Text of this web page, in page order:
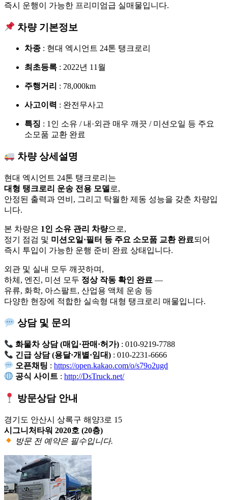
즉시 운행이 가능한 프리미엄급 실매물입니다.
차량 기본정보
차종 : 현대 엑시언트 24톤 탱크로리
최초등록 : 2022년 11월
주행거리 : 78,000km
사고이력 : 완전무사고
특징 : 1인 소유 / 내·외관 매우 깨끗 / 미션오일 등 주요
소모품 교환 완료
차량 상세설명
현대 엑시언트 24톤 탱크로리는
대형 탱크로리 운송 전용 모델 로,
안정된 출력과 연비, 그리고 탁월한 제동 성능을 갖춘 차량입
니다.
본 차량은 1인 소유 관리 차량으로,
정기 점검 및 미션오일·필터 등 주요 소모품 교환 완료되어
즉시 투입이 가능한 운행 준비 완료 상태입니다.
외관 및 실내 모두 깨끗하며,
하체, 엔진, 미션 모두 정상 작동 확인 완료 —
유류, 화학, 아스팔트, 산업용 액체 운송 등
다양한 현장에 적합한 실속형 대형 탱크로리 매물입니다.
상담 및 문의
화물차 상담 (매입·판매·허가) : 010-9219-7788
긴급 상담 (용달·개별·임대) : 010-2231-6666
오픈채팅 :https://open.kakao.com/o/s79o2ugd
공식 사이트 :http://DsTruck.net/
방문상담 안내
경기도 안산시 상록구 해양3로 15
시그니처타워 2020호 (20층)
방문 전 예약은 필수입니다.